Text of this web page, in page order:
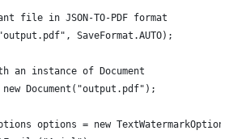
file in JSON-TO-PDF format
SaveFormat.AUTO);
an instance of Document
Document("output.pdf");
options = new